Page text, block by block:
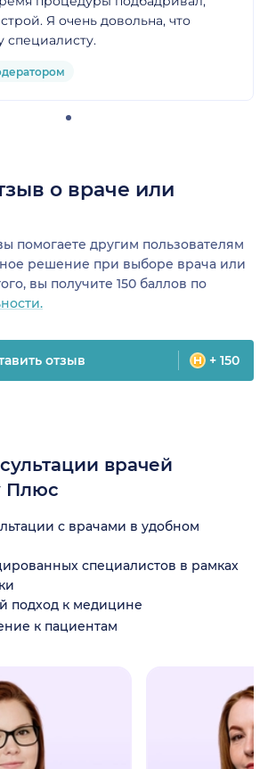
Я очень довольна, что
специалисту.
о враче или
помогаете другим пользователям
решение при выборе врача или
вы получите 150 баллов по
отзыв + 150
врачей
Плюс
с врачами в удобном
специалистов в рамках
подход к медицине
к пациентам